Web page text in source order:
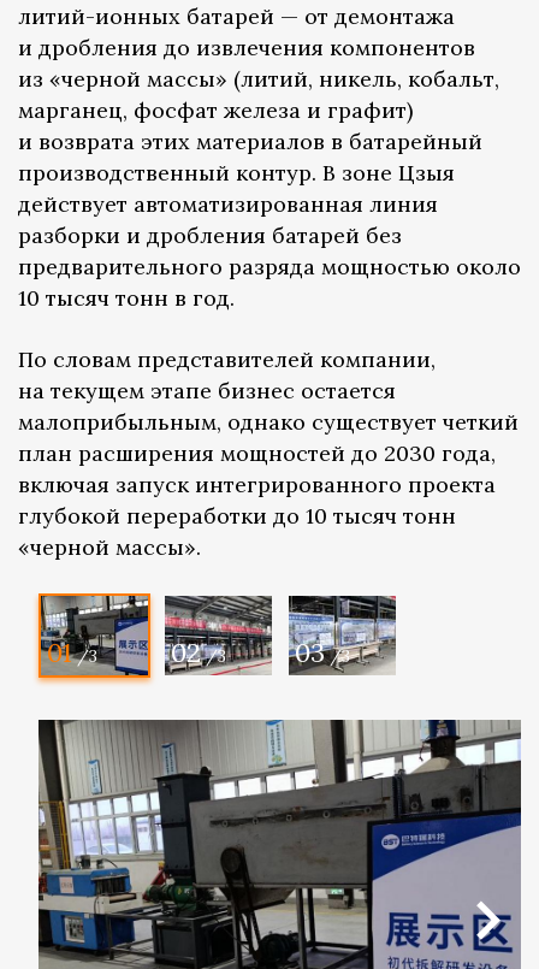
литий-ионных батарей — от демонтажа
и дробления до извлечения компонентов
из «черной массы» (литий, никель, кобальт,
марганец, фосфат железа и графит)
и возврата этих материалов в батарейный
производственный контур. В зоне Цзыя
действует автоматизированная линия
разборки и дробления батарей без
предварительного разряда мощностью около
10 тысяч тонн в год.
По словам представителей компании,
на текущем этапе бизнес остается
малоприбыльным, однако существует четкий
план расширения мощностей до 2030 года,
включая запуск интегрированного проекта
глубокой переработки до 10 тысяч тонн
«черной массы».
01 /3 02 /3 03 /3